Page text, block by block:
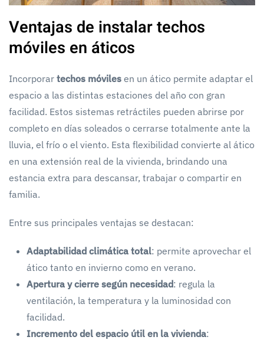
Ventajas de instalar techos
móviles en áticos
Incorporar techos móviles en un ático permite adaptar el
espacio a las distintas estaciones del año con gran
facilidad. Estos sistemas retráctiles pueden abrirse por
completo en días soleados o cerrarse totalmente ante la
lluvia, el frío o el viento. Esta flexibilidad convierte al ático
en una extensión real de la vivienda, brindando una
estancia extra para descansar, trabajar o compartir en
familia.
Entre sus principales ventajas se destacan:
Adaptabilidad climática total: permite aprovechar el
ático tanto en invierno como en verano.
Apertura y cierre según necesidad: regula la
ventilación, la temperatura y la luminosidad con
facilidad.
Incremento del espacio útil en la vivienda: